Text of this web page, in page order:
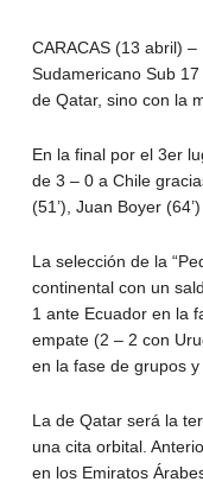
CARACAS (13 abril)
Sudamericano Sub
de Qatar, sino con la
En la final por el 3er
de 3 – 0 a Chile
(51’), Juan Boyer
La selección de la
continental con un
1 ante Ecuador en la
empate (2 – 2 con
en la fase de grupos
La de Qatar será la
una cita orbital.
en los Emiratos